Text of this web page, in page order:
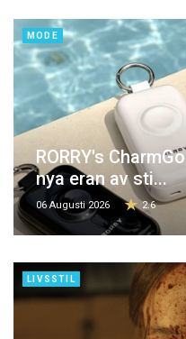
MODE
RORRY's
nya eran av sti...
06 Augusti 2026 2.6
LIVSSTIL